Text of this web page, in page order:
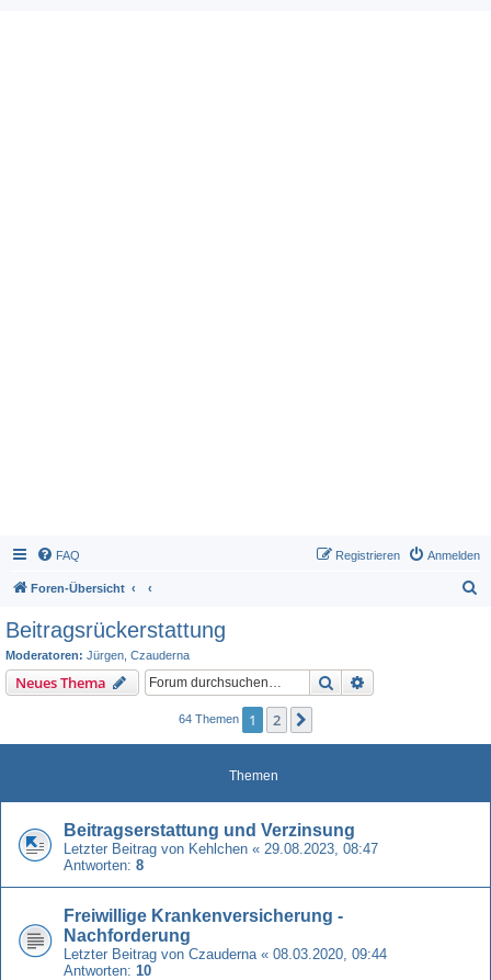
FAQ Anmelden
Registrieren
Foren-Übersicht
Beitragsrückerstattung
Moderatoren: Jürgen Czauderna
Neues Thema Suche
64 Themen 1 2
Themen
Beitragserstattung und Verzinsung
Letzter Beitrag von Kehlchen « 29.08.2023, 08:47
Antworten: 8
Freiwillige Krankenversicherung -
Nachforderung
Letzter Beitrag von Czauderna « 08.03.2020, 09:44
Antworten: 10